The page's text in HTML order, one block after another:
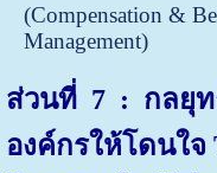
(Compensation &
Management)
ส่วนที่ 7 : กลยุท
องค์กรให้โดนใจ